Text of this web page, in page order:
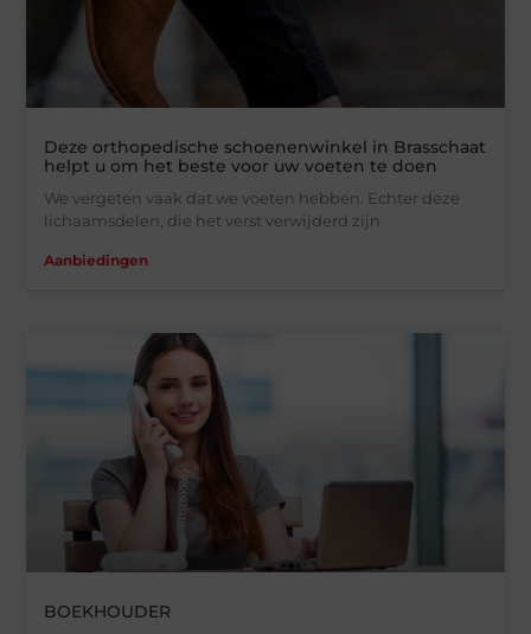
Deze orthopedische schoenenwinkel in Brasschaat
helpt u om het beste voor uw voeten te doen
We vergeten vaak dat we voeten hebben. Echter deze
lichaamsdelen, die het verst verwijderd zijn
Aanbiedingen
BOEKHOUDER